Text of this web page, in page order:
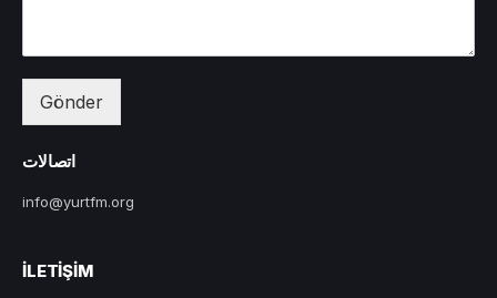
Gönder
اتصالات
info@yurtfm.org
İLETIŞIM